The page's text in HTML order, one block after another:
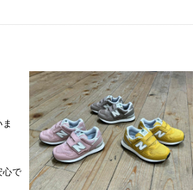
心で